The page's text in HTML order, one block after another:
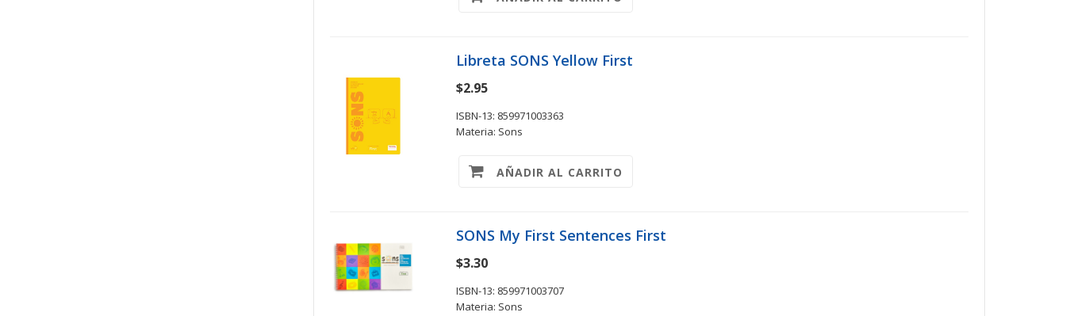
Libreta SONS Yellow First
$2.95
ISBN-13: 859971003363
Materia: Sons
AÑADIR AL CARRITO
SONS My First Sentences First
$3.30
ISBN-13: 859971003707
Materia: Sons